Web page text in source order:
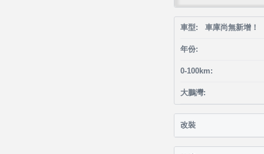
車型: 車庫尚無新增！
年份:
0-100km:
大鵬灣:
改裝